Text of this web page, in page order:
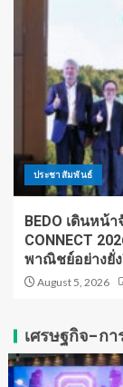
ประชาสัมพันธ์
BEDO เดินหน้า
CONNECT
พาณิชย์อย่างยั่
August 5, 2026
เศรษฐกิจ-กา